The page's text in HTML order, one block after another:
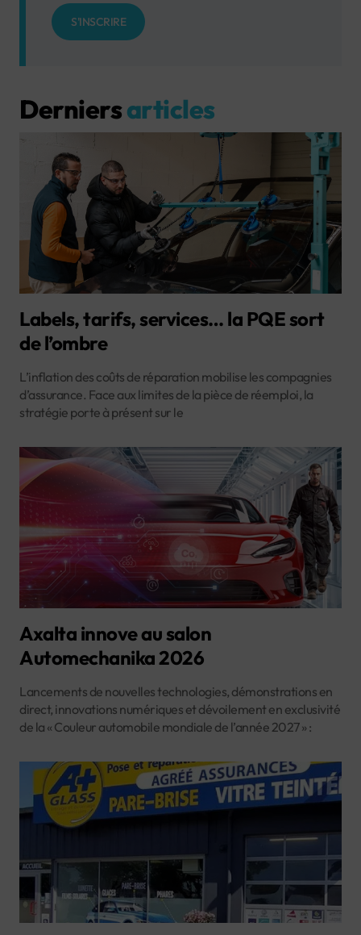
S'INSCRIRE
Derniersarticles
Labels, tarifs, services… la PQE sort
de l’ombre
L’inflation des coûts de réparation mobilise les compagnies
d’assurance. Face aux limites de la pièce de réemploi, la
stratégie porte à présent sur le
Axalta innove au salon
Automechanika 2026
Lancements de nouvelles technologies, démonstrations en
direct, innovations numériques et dévoilement en exclusivité
de la « Couleur automobile mondiale de l’année 2027 » :